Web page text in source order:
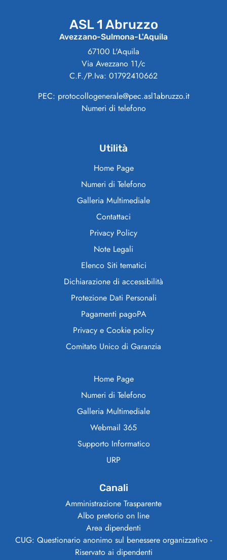
ASL 1 Abruzzo
Avezzano-Sulmona-L'Aquila
67100 L'Aquila
Via Avezzano 11/c
C.F./P.Iva: 01792410662
PEC: protocollogenerale@pec.asl1abruzzo.it
Numeri di telefono
Utilità
Home Page
Numeri di Telefono
Galleria Multimediale
Contattaci
Privacy Policy
Note Legali
Elenco Siti tematici
Dichiarazione di accessibilità
Protezione Dati Personali
Pagamenti pagoPA
Privacy e Cookie policy
Comitato Unico di Garanzia
Home Page
Numeri di Telefono
Galleria Multimediale
Webmail 365
Supporto Informatico
URP
Canali
Amministrazione Trasparente
Albo pretorio on line
Area dipendenti
CUG: Questionario anonimo sul benessere organizzativo -
Riservato ai dipendenti